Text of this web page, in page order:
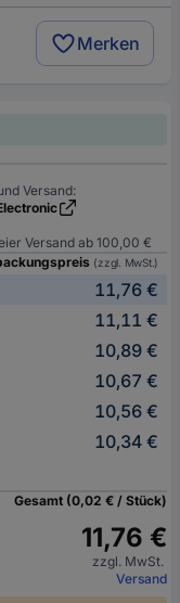
Merken
Versand:
Versand ab 100,00 €
(zzgl. MwSt.)
11,76 €
11,11 €
10,89 €
10,67 €
10,56 €
10,34 €
Gesamt (0,02 € / Stück)
11,76 €
zzgl. MwSt.
Versand